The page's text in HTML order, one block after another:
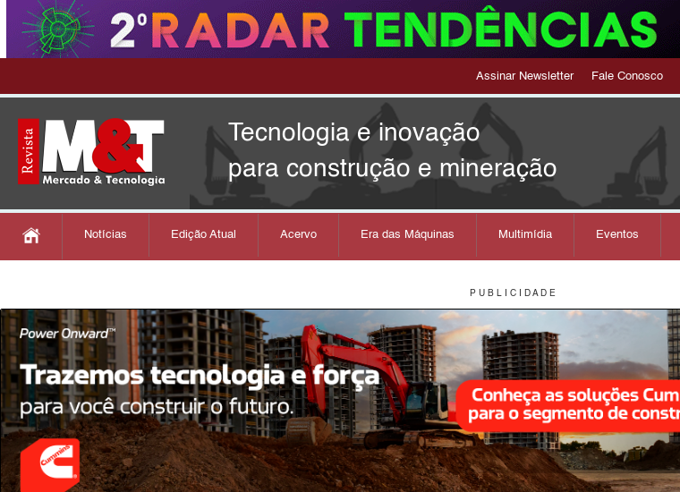
Assinar Newsletter Fale Conosco
Tecnologia e inovação
para construção e mineração
Notícias Edição Atual Acervo Era das Máquinas Multimídia Eventos
P U B L I C I D A D E